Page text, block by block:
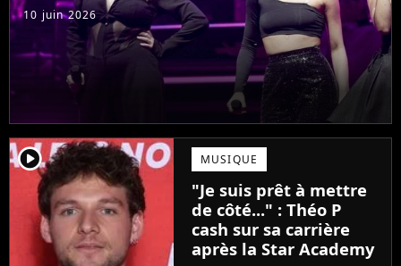
10 juin 2026
player2 MUSIQUE
"Je suis prêt à mettre
de côté..." : Théo P
cash sur sa carrière
après la Star Academy